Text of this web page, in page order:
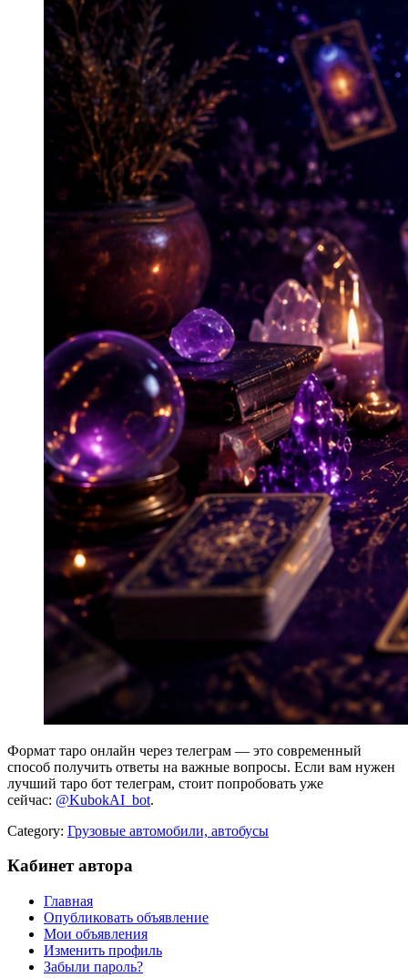
Формат таро онлайн через телеграм — это современный
способ получить ответы на важные вопросы. Если вам нужен
лучший таро бот телеграм, стоит попробовать уже
сейчас: @KubokAI_bot.
Category: Грузовые автомобили, автобусы
Кабинет автора
Главная
Опубликовать объявление
Мои объявления
Изменить профиль
Забыли пароль?